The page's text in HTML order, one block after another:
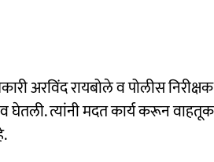
अरविंद रायबोले व पोलीस निरीक्षक
घेतली. त्यांनी मदत कार्य करून